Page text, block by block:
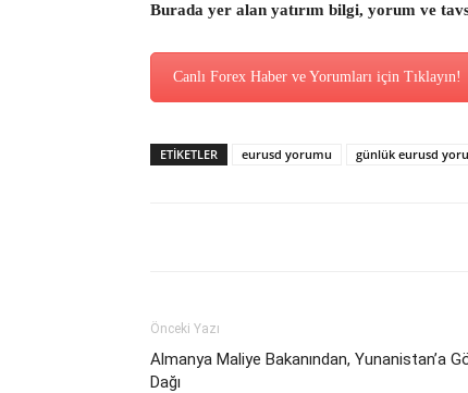
Burada yer alan yatırım bilgi, yorum ve
Canlı Forex Haber ve Yorumları için Tıklayın!
ETİKETLER eurusd yorumu günlük eurusd
Önceki Yazı
Almanya Maliye Bakanından, Yunanistan’a
Dağı